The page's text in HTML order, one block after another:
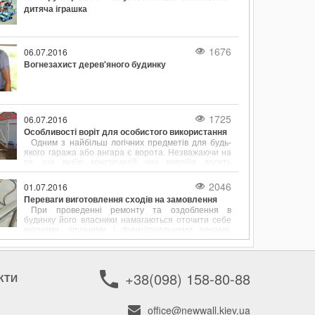
дитяча іграшка
06.07.2016 1676
Вогнезахист дерев'яного будинку
06.07.2016 1725
Особливості воріт для особистого використання
Одним з найбільш логічних предметів для будь-
якого гаража або ангара є ворота. Незважаючи на
те, що вибір конструкцій цих виробів досить
обмежений, з кожним днем покупцям стає все
складніше визначитися зі своєю покупкою.
01.07.2016 2046
Переваги виготовлення сходів на замовлення
При проведенні ремонту та оздоблення в
будинку його власники намагаються оточити себе
якісними, зручними і функціональними речами.
Якщо йдеться про облаштування двоповерхового
будинку або багатоярусної квартири, багато часу
ролі сполучного елемента між поверхами.+38(098) 158-80-88
office@newwall.kiev.ua